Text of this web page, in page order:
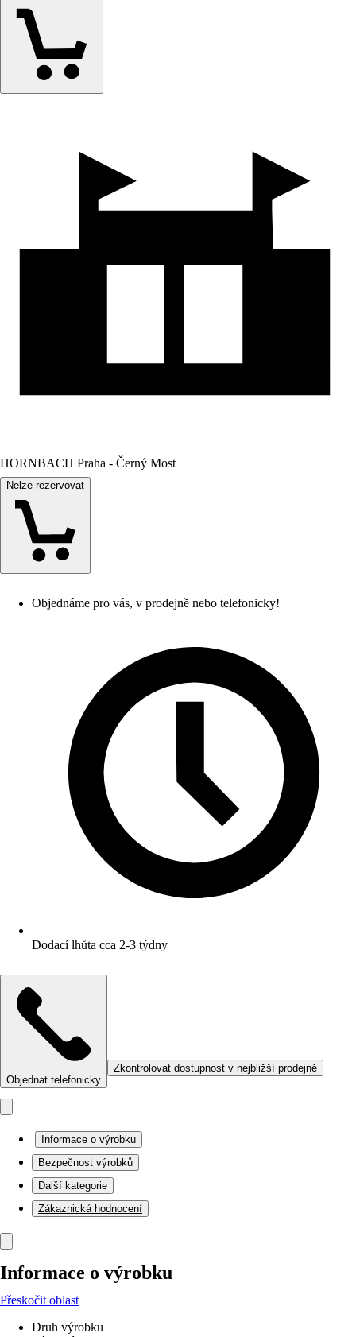
HORNBACH Praha - Černý Most
Nelze rezervovat
Objednáme pro vás, v prodejně nebo telefonicky!
Dodací lhůta cca 2-3 týdny
Objednat telefonicky
Zkontrolovat dostupnost v nejbližší prodejně
Informace o výrobku
Bezpečnost výrobků
Další kategorie
Zákaznická hodnocení
Informace o výrobku
Přeskočit oblast
Druh výrobku